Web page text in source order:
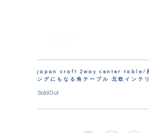
japan craft 2way center table/座
ングにもなる角テーブル 北欧インテ
SoldOut